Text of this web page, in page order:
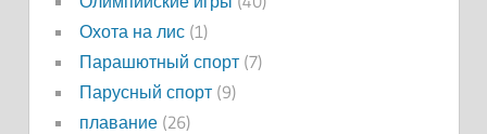
Охота на лис(1)
Парашютный спорт(7)
Парусный спорт(9)
плавание(26)